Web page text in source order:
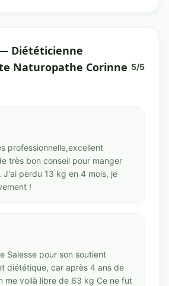
Diététicienne
Naturopathe Corinne 5/5
professionnelle,excellent
très bon conseil pour manger
J'ai perdu 13 kg en 4 mois, je
!
Salesse pour son soutient
diététique, car après 4 ans de
me voilà libre de 63 kg Ce ne fut